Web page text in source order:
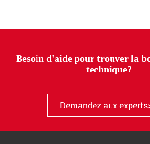
Besoin d'aide pour trouver la
technique?
Demandez aux